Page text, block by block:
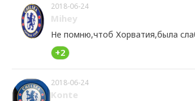
2018-06-24
Mihey
Не помню,чтоб Хорватия,была
+2
2018-06-24
Konte